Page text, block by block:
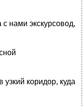
нами экскурсовод,
коридор, куда